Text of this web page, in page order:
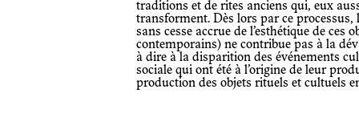
traditions et de rites anciens qui, eux
transforment. Dès lors par ce processus,
sans cesse accrue de l’esthétique de ces
contemporains) ne contribue pas à la
à dire à la disparition des événements
sociale qui ont été à l’origine de leur
production des objets rituels et cultuels